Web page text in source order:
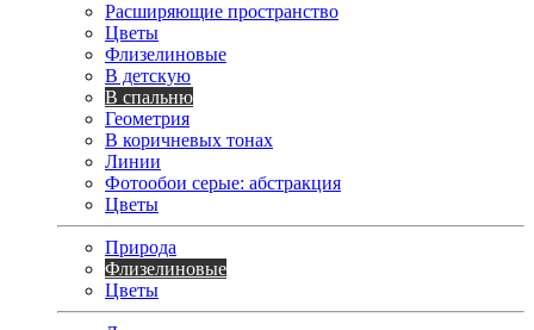
Расширяющие пространство
Цветы
Флизелиновые
В детскую
В спальню
Геометрия
В коричневых тонах
Линии
Фотообои серые: абстракция
Цветы
Природа
Флизелиновые
Цветы